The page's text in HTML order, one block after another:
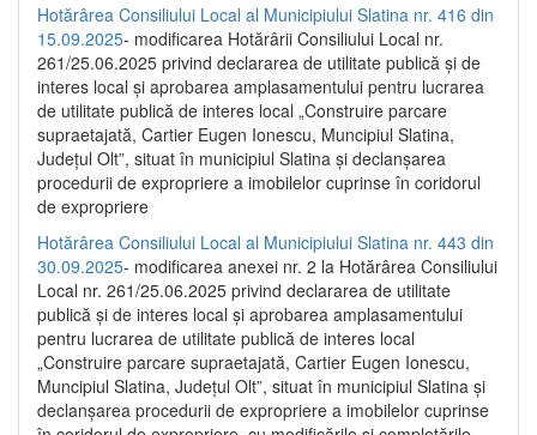
Hotărârea Consiliului Local al Municipiului Slatina nr. 416 din
15.09.2025- modificarea Hotărârii Consiliului Local nr.
261/25.06.2025 privind declararea de utilitate publică și de
interes local și aprobarea amplasamentului pentru lucrarea
de utilitate publică de interes local „Construire parcare
supraetajată, Cartier Eugen Ionescu, Muncipiul Slatina,
Județul Olt”, situat în municipiul Slatina și declanșarea
procedurii de expropriere a imobilelor cuprinse în coridorul
de expropriere
Hotărârea Consiliului Local al Municipiului Slatina nr. 443 din
30.09.2025- modificarea anexei nr. 2 la Hotărârea Consiliului
Local nr. 261/25.06.2025 privind declararea de utilitate
publică şi de interes local şi aprobarea amplasamentului
pentru lucrarea de utilitate publică de interes local
„Construire parcare supraetajată, Cartier Eugen Ionescu,
Muncipiul Slatina, Judeţul Olt”, situat în municipiul Slatina şi
declanşarea procedurii de expropriere a imobilelor cuprinse